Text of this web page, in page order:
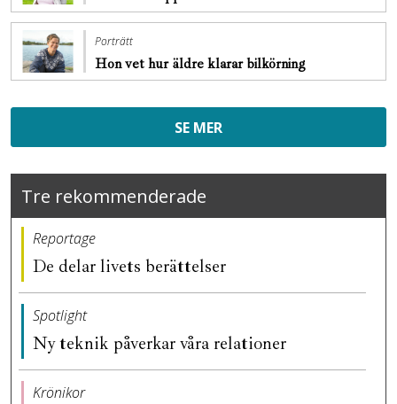
Porträtt
Hon vet hur äldre klarar bilkörning
SE MER
Tre rekommenderade
Reportage
De delar livets berättelser
Spotlight
Ny teknik påverkar våra relationer
Krönikor